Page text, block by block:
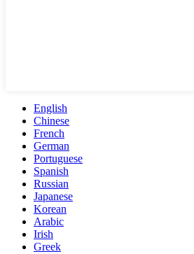
English
Chinese
French
German
Portuguese
Spanish
Russian
Japanese
Korean
Arabic
Irish
Greek